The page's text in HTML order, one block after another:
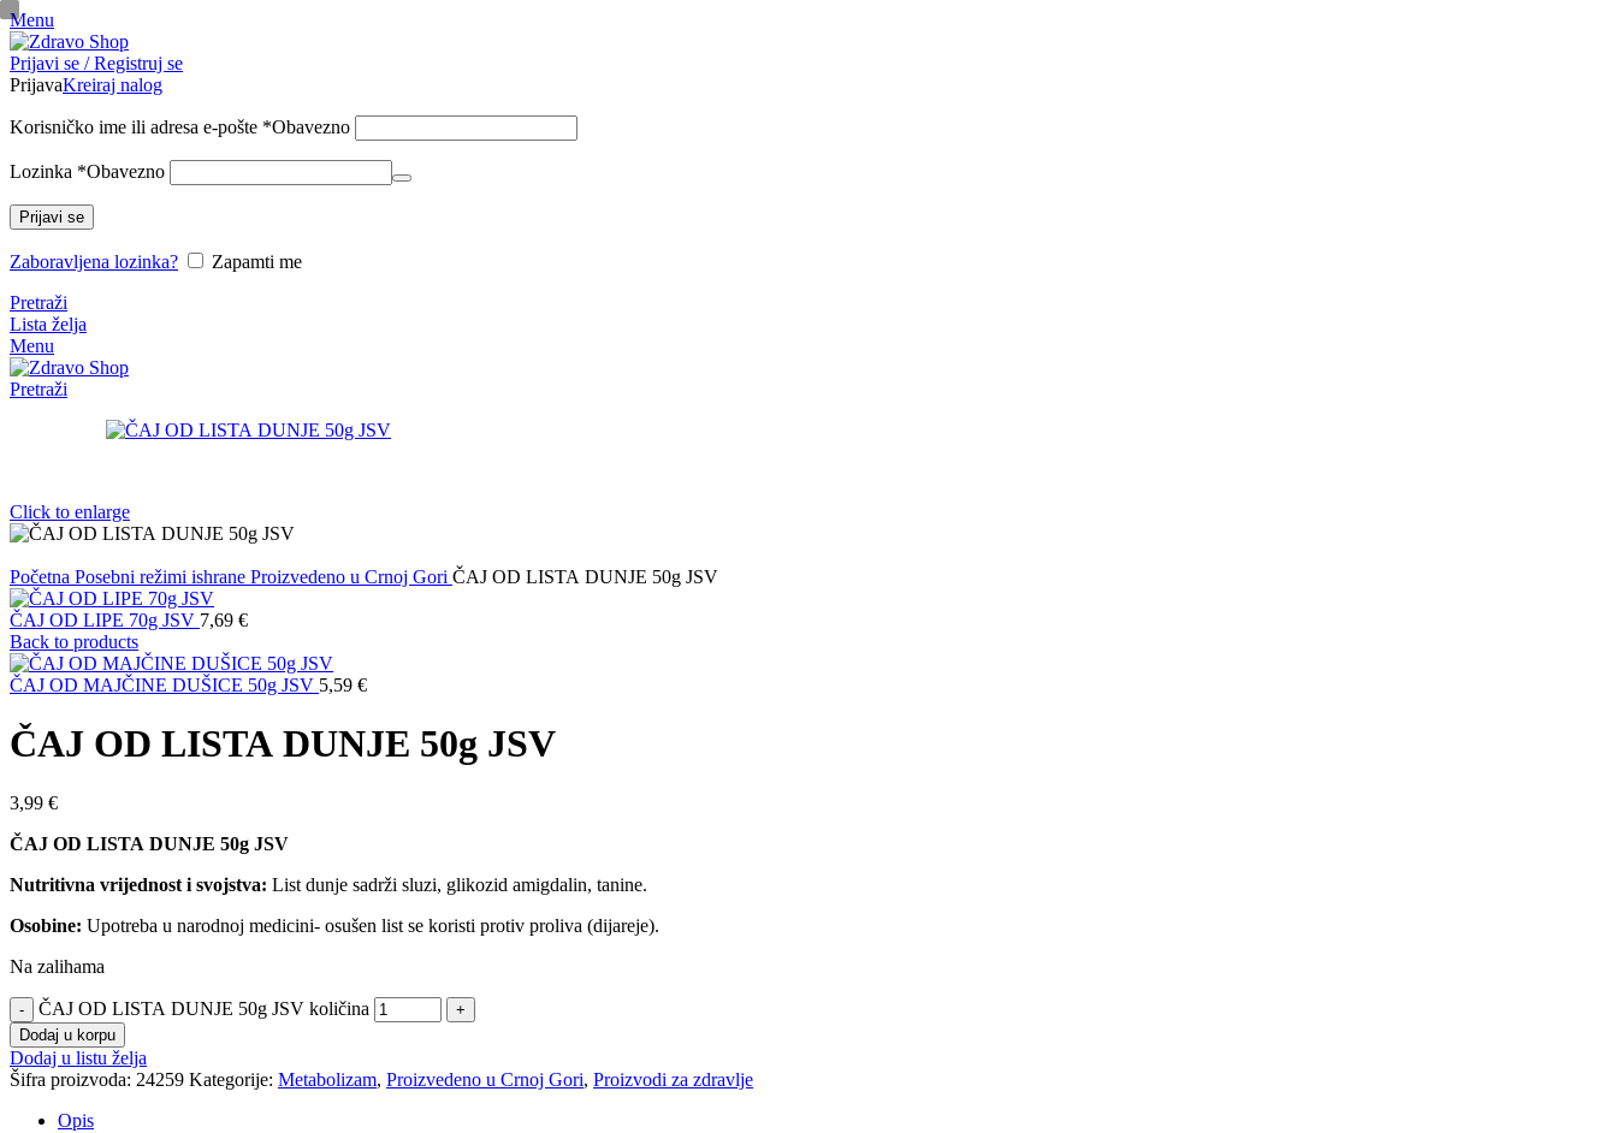
Menu
Prijavi se / Registruj se
PrijavaKreiraj nalog
Korisničko ime ili adresa e-pošte *Obavezno
Lozinka *Obavezno
Prijavi se
Zaboravljena lozinka?
Zapamti me
Pretraži
Lista želja
Menu
Pretraži
Click to enlarge
Početna Posebni režimi ishrane Proizvedeno u Crnoj Gori ČAJ OD LISTA DUNJE 50g JSV
ČAJ OD LIPE 70g JSV 7,69 €
Back to products
ČAJ OD MAJČINE DUŠICE 50g JSV 5,59 €
ČAJ OD LISTA DUNJE 50g JSV
3,99 €
ČAJ OD LISTA DUNJE 50g JSV
Nutritivna vrijednost i svojstva: List dunje sadrži sluzi, glikozid amigdalin, tanine.
Osobine: Upotreba u narodnoj medicini- osušen list se koristi protiv proliva (dijareje).
Na zalihama
ČAJ OD LISTA DUNJE 50g JSV količina
Dodaj u korpu
Dodaj u listu želja
Šifra proizvoda: 24259 Kategorije: Metabolizam, Proizvedeno u Crnoj Gori, Proizvodi za zdravlje
Opis